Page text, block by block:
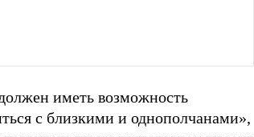
иметь возможность
с близкими и однополчанами»,